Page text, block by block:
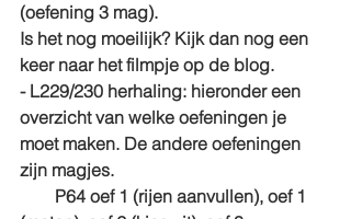
(oefening 3 mag).
Is het nog moeilijk? Kijk dan nog een
keer naar het filmpje op de blog.
- L229/230 herhaling: hieronder een
overzicht van welke oefeningen je
moet maken. De andere oefeningen
zijn magjes.